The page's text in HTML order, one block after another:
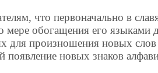
что первоначально в
мере обогащения его языками
для произношения новых слов
появление новых знаков